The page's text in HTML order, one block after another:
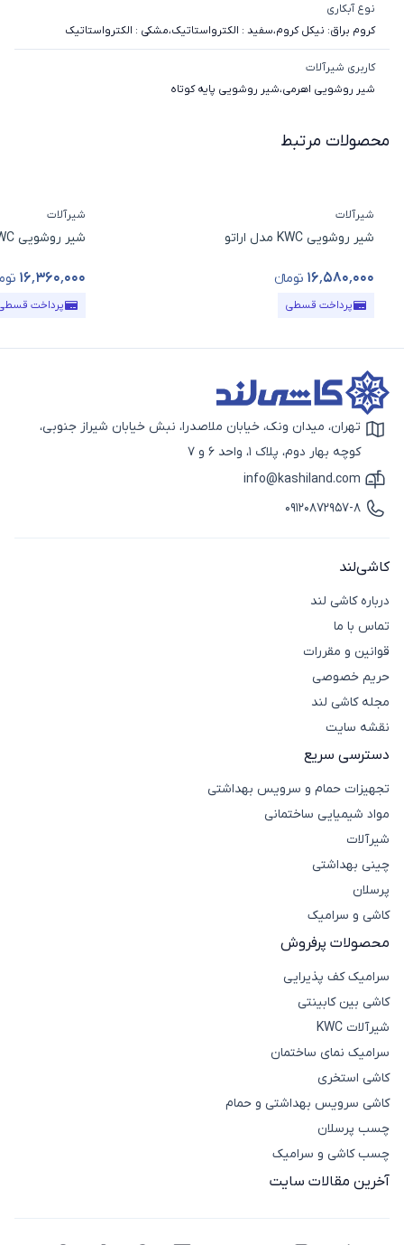
نوع آبکاری
کروم براق: نیکل کروم،سفید : الکترواستاتیک،مشکی : الکترواستاتیک
کاربری شیرآلات
شیر روشویی اهرمی،شیر روشویی پایه کوتاه
محصولات مرتبط
شیرآلات
شیر روشویی KWC مدل اراتو
۱۶٬۵۸۰٬۰۰۰ تومانءقیمت محصول
پرداخت قسطی
شیرآلات
شیر روشویی KWC مدل مایا
۱۶٬۳۶۰٬۰۰۰
قیمت محصول
پرداخت
آیکون نقشه
تهران، میدان ونک، خیابان ملاصدرا، نبش خیابان شیراز جنوبی،
کوچه بهار دوم، پلاک 1، واحد 6 و 7
آیکون ایمیل
info@kashiland.com
آیکون تماس
09120872957-8
کاشی‌لند
درباره کاشی لند
تماس با ما
قوانین و مقررات
حریم خصوصی
مجله کاشی لند
نقشه سایت
دسترسی سریع
تجهیزات حمام و سرویس بهداشتی
مواد شیمیایی ساختمانی
شیرآلات
چینی بهداشتی
پرسلان
کاشی و سرامیک
محصولات پرفروش
سرامیک کف پذیرایی
کاشی بین کابینتی
شیرآلات KWC
سرامیک نمای ساختمان
کاشی استخری
کاشی سرویس بهداشتی و حمام
چسب پرسلان
چسب کاشی و سرامیک
آخرین مقالات سایت